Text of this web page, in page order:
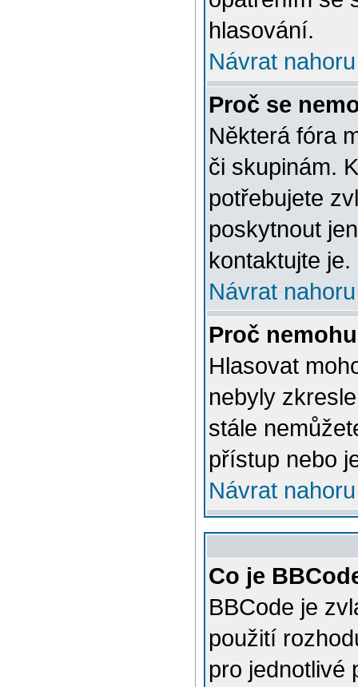
hlasování.
Návrat nahoru
Proč se
Některá fóra
či skupinám.
potřebujete
poskytnout
kontaktujte je.
Návrat nahoru
Proč
Hlasovat
nebyly
stále
přístup nebo
Návrat nahoru
Co je
BBCode je
použití
pro jednotlivé